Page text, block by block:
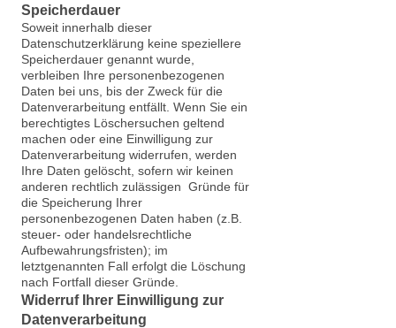
Speicherdauer
Soweit innerhalb dieser
Datenschutzerklärung keine speziellere
Speicherdauer genannt wurde,
verbleiben Ihre personenbezogenen
Daten bei uns, bis der Zweck für die
Datenverarbeitung entfällt. Wenn Sie ein
berechtigtes Löschersuchen geltend
machen oder eine Einwilligung zur
Datenverarbeitung widerrufen, werden
Ihre Daten gelöscht, sofern wir keinen
anderen rechtlich zulässigen Gründe für
die Speicherung Ihrer
personenbezogenen Daten haben (z.B.
steuer- oder handelsrechtliche
Aufbewahrungsfristen); im
letztgenannten Fall erfolgt die Löschung
nach Fortfall dieser Gründe.
Widerruf Ihrer Einwilligung zur
Datenverarbeitung